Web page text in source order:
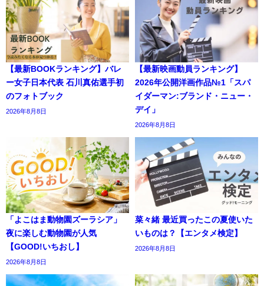
【最新BOOKランキング】バレ
ー女子日本代表 石川真佑選手初
のフォトブック
2026年8月8日
【最新映画動員ランキング】
2026年公開洋画作品№1「スパ
イダーマン:ブランド・ニュー・
デイ」
2026年8月8日
「よこはま動物園ズーラシア」
夜に楽しむ動物園が人気
【GOOD!いちおし】
2026年8月8日
菜々緒 最近買ったこの夏使いた
いものは？【エンタメ検定】
2026年8月8日